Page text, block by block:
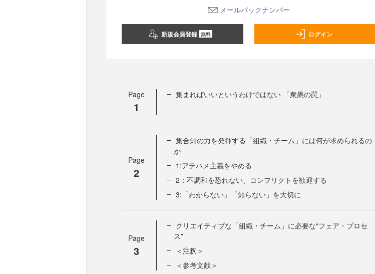
メールバックナンバー
新規会員登録 無料 ログイン
Page
1
集まればいいというわけではない 「衆愚の罠」
Page
2
集合知の力を発揮する「組織・チーム」には何が求められるの
か
1:アテハメ主義をやめる
2：不調和を恐れない、コンフリクトを歓迎する
3:「わからない」「知らない」を大切に
Page
3
クリエイティブな「組織・チーム」に必要な“フェア・プロセ
ス”
＜注釈＞
＜参考文献＞